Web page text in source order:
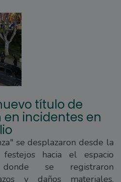
título de
en incidentes en
se desplazaron desde la
hacia el espacio
se registraron
y daños materiales.